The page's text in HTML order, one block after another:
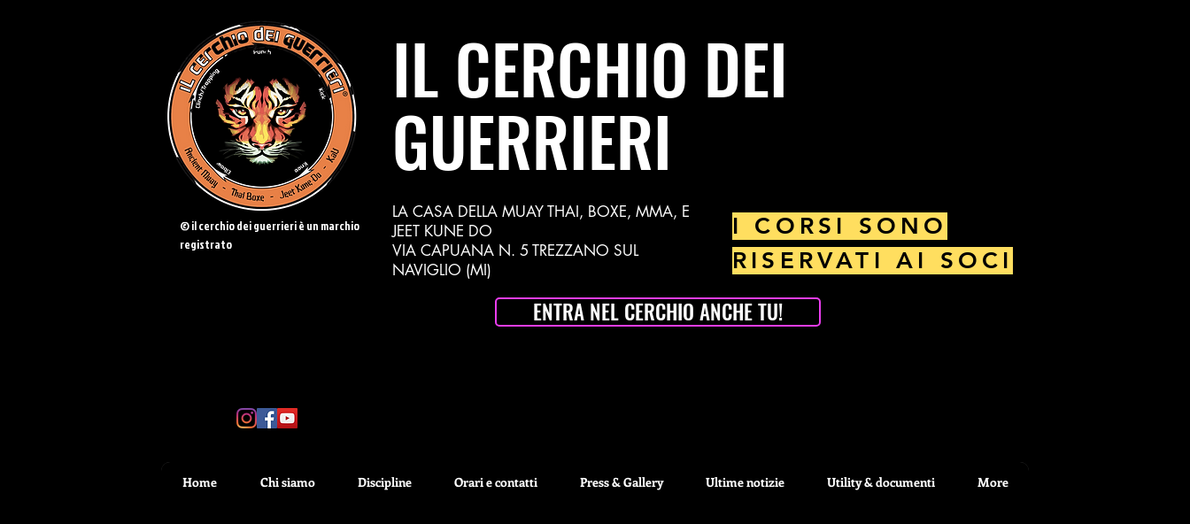
© il cerchio dei guerrieri è un marchio
registrato
IL CERCHIO DEI
GUERRIERI
LA CASA DELLA MUAY THAI, BOXE, MMA, E
JEET KUNE DO
VIA CAPUANA N. 5 TREZZANO SUL
NAVIGLIO (MI)
I CORSI SONO
RISERVATI AI SOCI
ENTRA NEL CERCHIO ANCHE TU!
Home Chi siamo Discipline Orari e contatti Press & Gallery Ultime notizie Utility & documenti More